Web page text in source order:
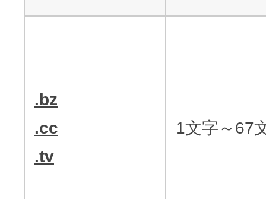
.bz
.cc
.tv
1文字～67